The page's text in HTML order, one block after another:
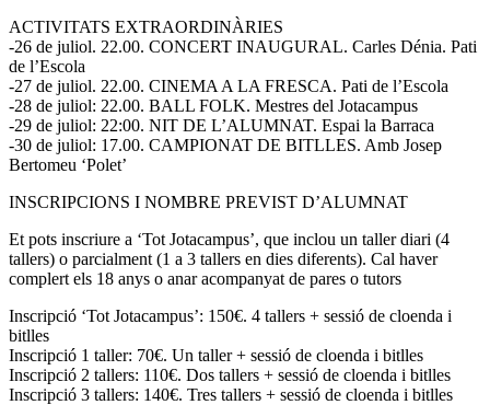
ACTIVITATS EXTRAORDINÀRIES
-26 de juliol. 22.00. CONCERT INAUGURAL. Carles Dénia. Pati
de l’Escola
-27 de juliol. 22.00. CINEMA A LA FRESCA. Pati de l’Escola
-28 de juliol: 22.00. BALL FOLK. Mestres del Jotacampus
-29 de juliol: 22:00. NIT DE L’ALUMNAT. Espai la Barraca
-30 de juliol: 17.00. CAMPIONAT DE BITLLES. Amb Josep
Bertomeu ‘Polet’
INSCRIPCIONS I NOMBRE PREVIST D’ALUMNAT
Et pots inscriure a ‘Tot Jotacampus’, que inclou un taller diari (4
tallers) o parcialment (1 a 3 tallers en dies diferents). Cal haver
complert els 18 anys o anar acompanyat de pares o tutors
Inscripció ‘Tot Jotacampus’: 150€. 4 tallers + sessió de cloenda i
bitlles
Inscripció 1 taller: 70€. Un taller + sessió de cloenda i bitlles
Inscripció 2 tallers: 110€. Dos tallers + sessió de cloenda i bitlles
Inscripció 3 tallers: 140€. Tres tallers + sessió de cloenda i bitlles